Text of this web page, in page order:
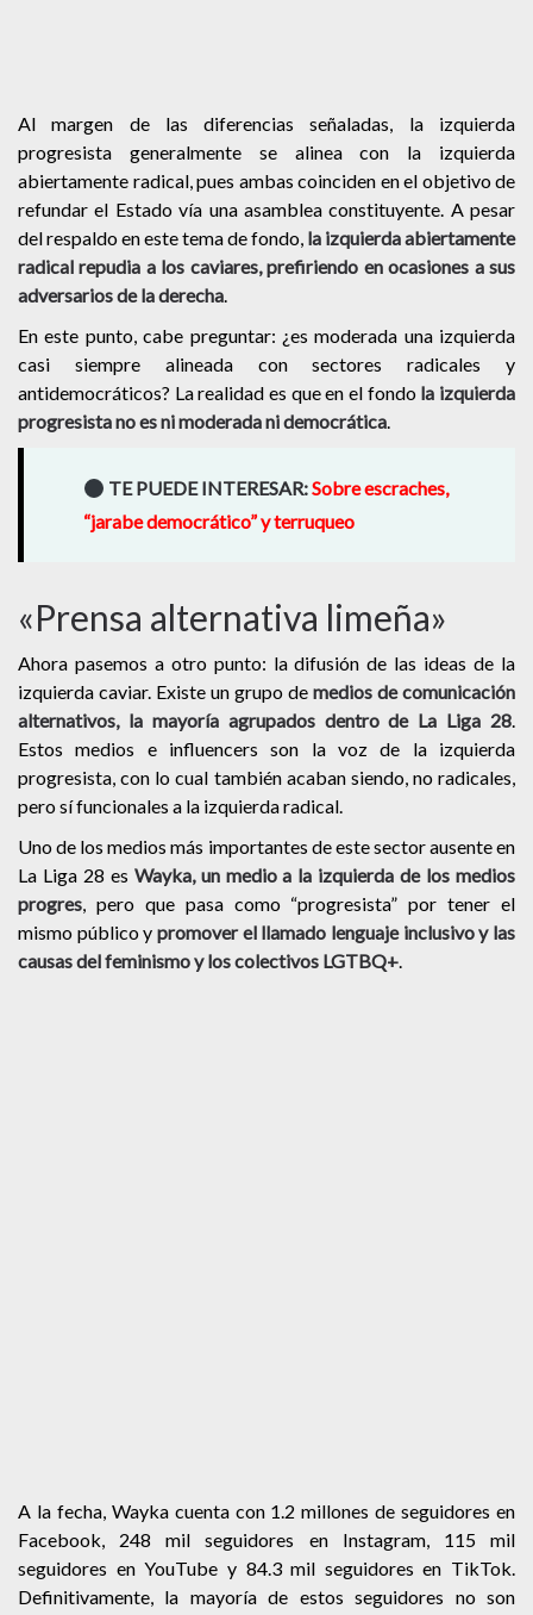
Al margen de las diferencias señaladas, la izquierda
progresista generalmente se alinea con la izquierda
abiertamente radical, pues ambas coinciden en el objetivo de
refundar el Estado vía una asamblea constituyente. A pesar
del respaldo en este tema de fondo, la izquierda abiertamente
radical repudia a los caviares, prefiriendo en ocasiones a sus
adversarios de la derecha.
En este punto, cabe preguntar: ¿es moderada una izquierda
casi siempre alineada con sectores radicales y
antidemocráticos? La realidad es que en el fondola izquierda
progresista no es ni moderada ni democrática.
TE PUEDE INTERESAR:Sobre escraches,
“jarabe democrático” y terruqueo
«Prensa alternativa limeña»
Ahora pasemos a otro punto: la difusión de las ideas de la
izquierda caviar. Existe un grupo de medios de comunicación
alternativos, la mayoría agrupados dentro de La Liga 28.
Estos medios e influencers son la voz de la izquierda
progresista, con lo cual también acaban siendo, no radicales,
pero sí funcionales a la izquierda radical.
Uno de los medios más importantes de este sector ausente en
La Liga 28 es Wayka, un medio a la izquierda de los medios
progres, pero que pasa como “progresista” por tener el
mismo público y promover el llamado lenguaje inclusivo y las
causas del feminismo y los colectivos LGTBQ+.
A la fecha, Wayka cuenta con 1.2 millones de seguidores en
Facebook, 248 mil seguidores en Instagram, 115 mil
seguidores en YouTube y 84.3 mil seguidores en TikTok.
Definitivamente, la mayoría de estos seguidores no son